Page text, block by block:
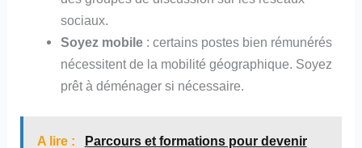
sociaux.
Soyez mobile: certains postes bien rémunérés
nécessitent de la mobilité géographique. Soyez
prêt à déménager si nécessaire.
A lire :
Parcours et formations pour devenir